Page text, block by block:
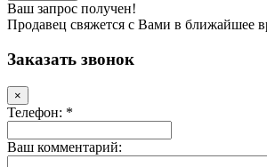
Ваш запрос получен!
Продавец свяжется с Вами в ближайшее
Заказать звонок
×
Телефон: *
Ваш комментарий: